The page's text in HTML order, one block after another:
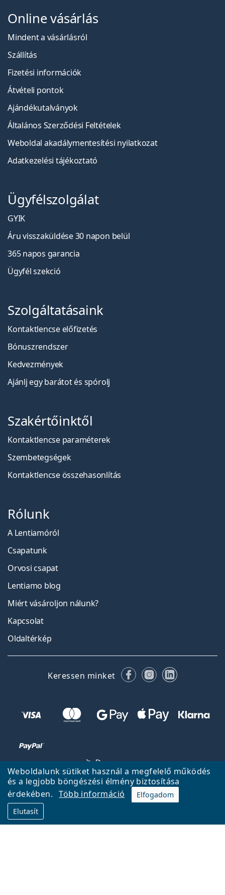
Weboldalunk sütiket használ a megfelelő működés
és a legjobb böngészési élmény biztosítása
érdekében.
Több információ
Elfogadom
Elutasít
Online vásárlás
Mindent a vásárlásról
Szállítás
Fizetési információk
Átvételi pontok
Ajándékutalványok
Általános Szerződési Feltételek
Weboldal akadálymentesítési nyilatkozat
Adatkezelési tájékoztató
Ügyfélszolgálat
GYIK
Áru visszaküldése 30 napon belül
365 napos garancia
Ügyfél szekció
Szolgáltatásaink
Kontaktlencse előfizetés
Bónuszrendszer
Kedvezmények
Ajánlj egy barátot és spórolj
Szakértőinktől
Kontaktlencse paraméterek
Szembetegségek
Kontaktlencse összehasonlítás
Rólunk
A Lentiamóról
Csapatunk
Orvosi csapat
Lentiamo blog
Miért vásároljon nálunk?
Kapcsolat
Oldaltérkép
Keressen minket FacebookInstagram
LinkedIn
Fel
A Lentiamo.hu tulajdonosa és üzemeltetője a Lentiamo s.r.o.,